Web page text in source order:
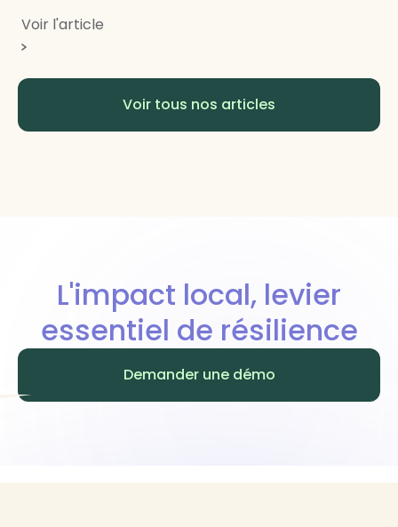
Voir l'article
Voir tous nos articles
L'impact local, levier
essentiel de résilience
Demander une démo